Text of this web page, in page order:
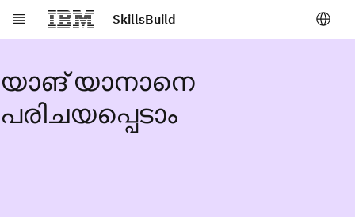
പ്രധാന ഉള്ളടക്കത്തിലേക്ക് പോകുക
SkillsBuild
യാങ് യാനാനെ
പരിചയപ്പെടാം